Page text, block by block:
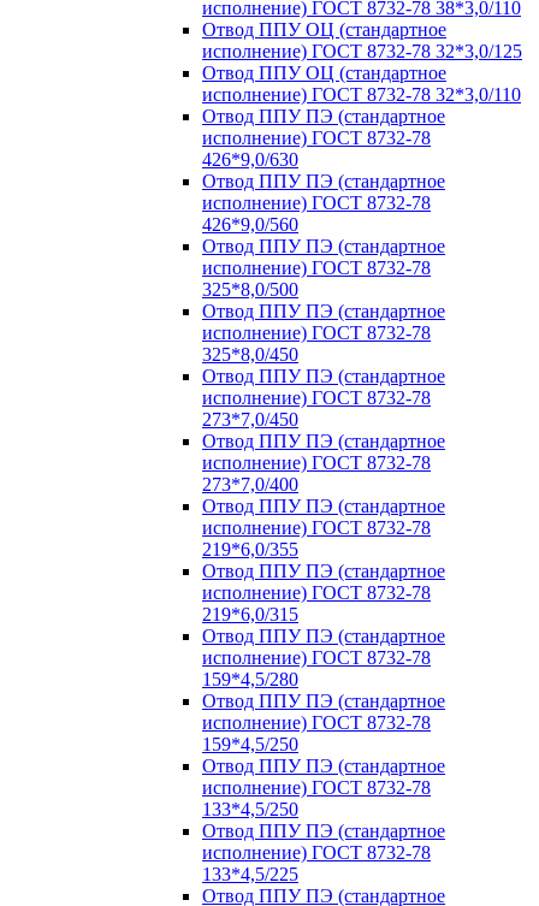
исполнение) ГОСТ 8732-78 38*3,0/110
Отвод ППУ ОЦ (стандартное
исполнение) ГОСТ 8732-78 32*3,0/125
Отвод ППУ ОЦ (стандартное
исполнение) ГОСТ 8732-78 32*3,0/110
Отвод ППУ ПЭ (стандартное
исполнение) ГОСТ 8732-78
426*9,0/630
Отвод ППУ ПЭ (стандартное
исполнение) ГОСТ 8732-78
426*9,0/560
Отвод ППУ ПЭ (стандартное
исполнение) ГОСТ 8732-78
325*8,0/500
Отвод ППУ ПЭ (стандартное
исполнение) ГОСТ 8732-78
325*8,0/450
Отвод ППУ ПЭ (стандартное
исполнение) ГОСТ 8732-78
273*7,0/450
Отвод ППУ ПЭ (стандартное
исполнение) ГОСТ 8732-78
273*7,0/400
Отвод ППУ ПЭ (стандартное
исполнение) ГОСТ 8732-78
219*6,0/355
Отвод ППУ ПЭ (стандартное
исполнение) ГОСТ 8732-78
219*6,0/315
Отвод ППУ ПЭ (стандартное
исполнение) ГОСТ 8732-78
159*4,5/280
Отвод ППУ ПЭ (стандартное
исполнение) ГОСТ 8732-78
159*4,5/250
Отвод ППУ ПЭ (стандартное
исполнение) ГОСТ 8732-78
133*4,5/250
Отвод ППУ ПЭ (стандартное
исполнение) ГОСТ 8732-78
133*4,5/225
Отвод ППУ ПЭ (стандартное